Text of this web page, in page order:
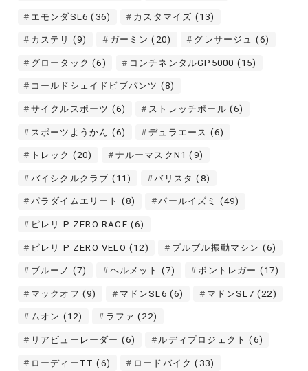
エモンダSL6 (36) カスタマイズ (13)
カステリ (9) ガーミン (20) グレサージュ (6)
グロータック (6) コンチネンタルGP5000 (15)
コールドシェイドビブパンツ (8)
サイクルスポーツ (6) ストレッチポール (6)
スポーツようかん (6) デュラエース (6)
トレック (20) ナルーマスクN1 (9)
バイシクルクラブ (11) バリスタ (8)
パラダイムエリート (8) パールイズミ (49)
ピレリ P ZERO RACE (6)
ピレリ P ZERO VELO (12) ブルブル振動マシン (6)
ブルーノ (7) ヘルメット (7) ボントレガー (17)
マックオフ (9) マドンSL6 (6) マドンSL7 (22)
ムオン (12) ラファ (22)
リアビューレーダー (6) ルディプロジェクト (6)
ローディーTT (6) ロードバイク (33)